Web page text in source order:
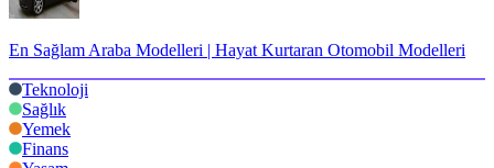
En Sağlam Araba Modelleri | Hayat Kurtaran Otomobil Modelleri
Teknoloji
Sağlık
Yemek
Finans